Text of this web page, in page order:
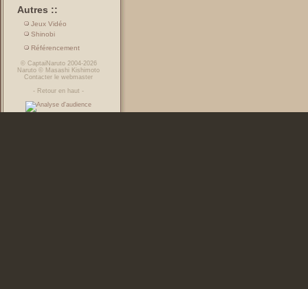
Autres ::
Jeux Vidéo
Shinobi
Référencement
© CaptaiNaruto2004-2026
Naruto © Masashi Kishimoto
Contacter le webmaster
- Retour en haut -